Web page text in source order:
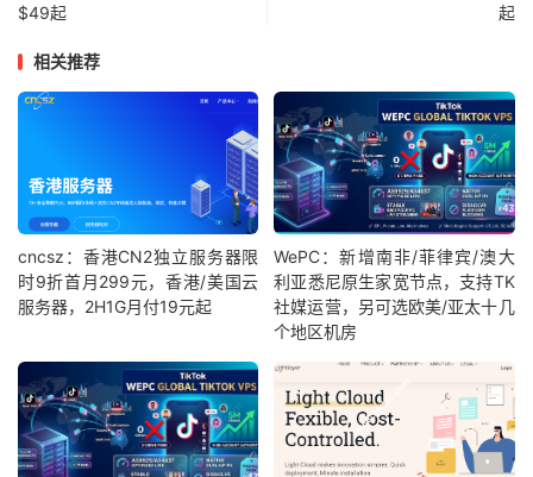
$49起
起
相关推荐
cncsz：香港CN2独立服务器限
时9折首月299元，香港/美国云
服务器，2H1G月付19元起
WePC：新增南非/菲律宾/澳大
利亚悉尼原生家宽节点，支持TK
社媒运营，另可选欧美/亚太十几
个地区机房